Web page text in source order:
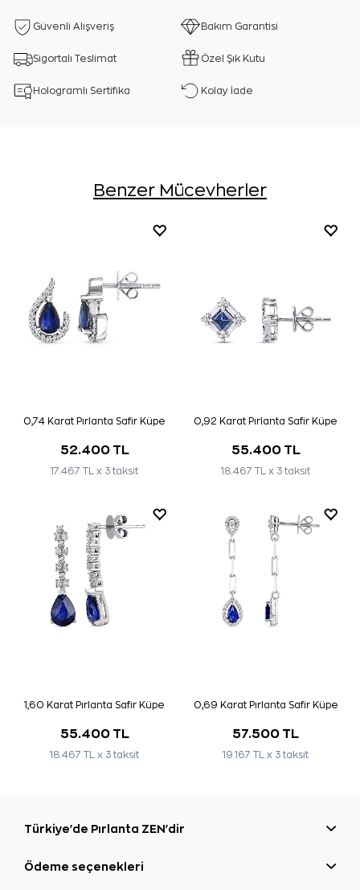
Güvenli Alışveriş Bakım Garantisi
Sigortalı Teslimat Özel Şık Kutu
Hologramlı Sertifika Kolay İade
Benzer Mücevherler
0,74 Karat Pırlanta Safir Küpe
52.400 TL
17.467 TL x 3 taksit
0,92 Karat Pırlanta Safir Küpe
55.400 TL
18.467 TL x 3 taksit
1,60 Karat Pırlanta Safir Küpe
55.400 TL
18.467 TL x 3 taksit
0,69 Karat Pırlanta Safir Küpe
57.500 TL
19.167 TL x 3 taksit
Türkiye'de Pırlanta ZEN'dir
Ödeme seçenekleri